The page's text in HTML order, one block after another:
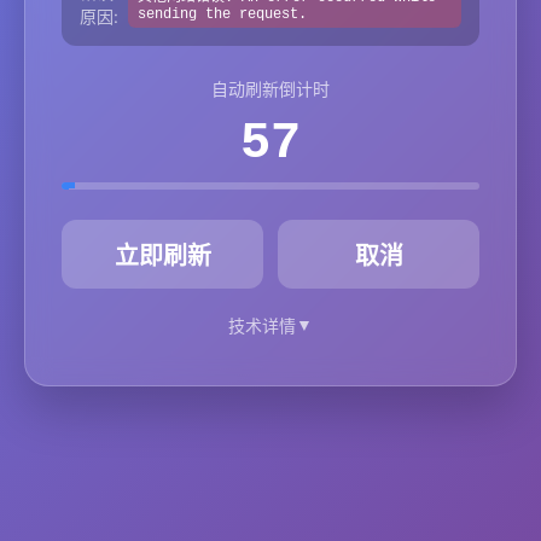
原因:
sending the request.
自动刷新倒计时
57
立即刷新 取消
技术详情▼